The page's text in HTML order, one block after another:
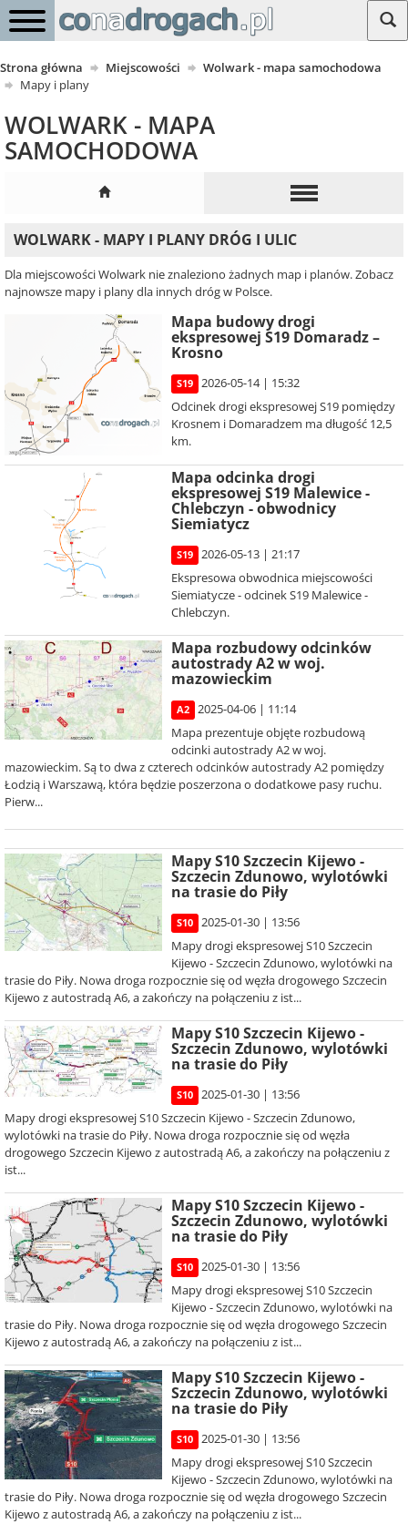
Strona główna Miejscowości
Wolwark - mapa samochodowa
Mapy i plany
WOLWARK - MAPA
SAMOCHODOWA
WOLWARK - MAPY I PLANY DRÓG I ULIC
Dla miejscowości Wolwark nie znaleziono żadnych map i planów. Zobacz
najnowsze mapy i plany dla innych dróg w Polsce.
Mapa budowy drogi
ekspresowej S19 Domaradz –
Krosno
S19
2026-05-14 | 15:32
Odcinek drogi ekspresowej S19 pomiędzy
Krosnem i Domaradzem ma długość 12,5
km.
Mapa odcinka drogi
ekspresowej S19 Malewice -
Chlebczyn - obwodnicy
Siemiatycz
S19
2026-05-13 | 21:17
Ekspresowa obwodnica miejscowości
Siemiatycze - odcinek S19 Malewice -
Chlebczyn.
Mapa rozbudowy odcinków
autostrady A2 w woj.
mazowieckim
A2
2025-04-06 | 11:14
Mapa prezentuje objęte rozbudową
odcinki autostrady A2 w woj.
mazowieckim. Są to dwa z czterech odcinków autostrady A2 pomiędzy
Łodzią i Warszawą, która będzie poszerzona o dodatkowe pasy ruchu.
Pierw...
Mapy S10 Szczecin Kijewo -
Szczecin Zdunowo, wylotówki
na trasie do Piły
S10
2025-01-30 | 13:56
Mapy drogi ekspresowej S10 Szczecin
Kijewo - Szczecin Zdunowo, wylotówki na
trasie do Piły. Nowa droga rozpocznie się od węzła drogowego Szczecin
Kijewo z autostradą A6, a zakończy na połączeniu z ist...
Mapy S10 Szczecin Kijewo -
Szczecin Zdunowo, wylotówki
na trasie do Piły
S10
2025-01-30 | 13:56
Mapy drogi ekspresowej S10 Szczecin Kijewo - Szczecin Zdunowo,
wylotówki na trasie do Piły. Nowa droga rozpocznie się od węzła
drogowego Szczecin Kijewo z autostradą A6, a zakończy na połączeniu z
ist...
Mapy S10 Szczecin Kijewo -
Szczecin Zdunowo, wylotówki
na trasie do Piły
S10
2025-01-30 | 13:56
Mapy drogi ekspresowej S10 Szczecin
Kijewo - Szczecin Zdunowo, wylotówki na
trasie do Piły. Nowa droga rozpocznie się od węzła drogowego Szczecin
Kijewo z autostradą A6, a zakończy na połączeniu z ist...
Mapy S10 Szczecin Kijewo -
Szczecin Zdunowo, wylotówki
na trasie do Piły
S10
2025-01-30 | 13:56
Mapy drogi ekspresowej S10 Szczecin
Kijewo - Szczecin Zdunowo, wylotówki na
trasie do Piły. Nowa droga rozpocznie się od węzła drogowego Szczecin
Kijewo z autostradą A6, a zakończy na połączeniu z ist...